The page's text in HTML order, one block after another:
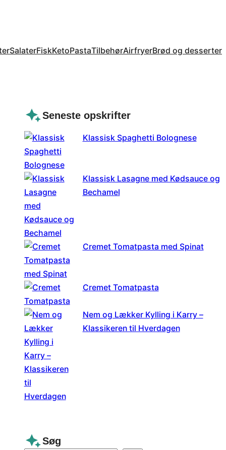
SalaterFiskKetoPastaTilbehørAirfryerBrød og desserter
Seneste opskrifter
Klassisk Spaghetti Bolognese
Klassisk Lasagne med Kødsauce og
Bechamel
Cremet Tomatpasta med Spinat
Cremet Tomatpasta
Nem og Lækker Kylling i Karry –
Klassikeren til Hverdagen
Søg